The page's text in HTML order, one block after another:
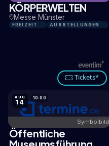
1,9 KM
KÖRPERWELTEN
Messe Münster
FREIZEIT AUSSTELLUNGEN
Tickets*
AUG
14
10:00
15,1 KM
Symbolbild
Öffentliche